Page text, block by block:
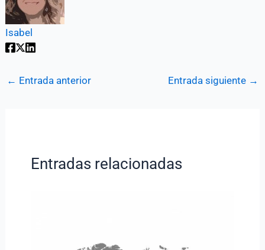
Isabel
← Entrada anterior Entrada siguiente →
Entradas relacionadas